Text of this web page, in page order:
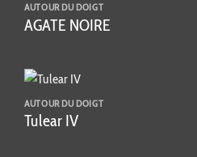
AUTOUR DU DOIGT
AGATE NOIRE
AUTOUR DU DOIGT
Tulear IV